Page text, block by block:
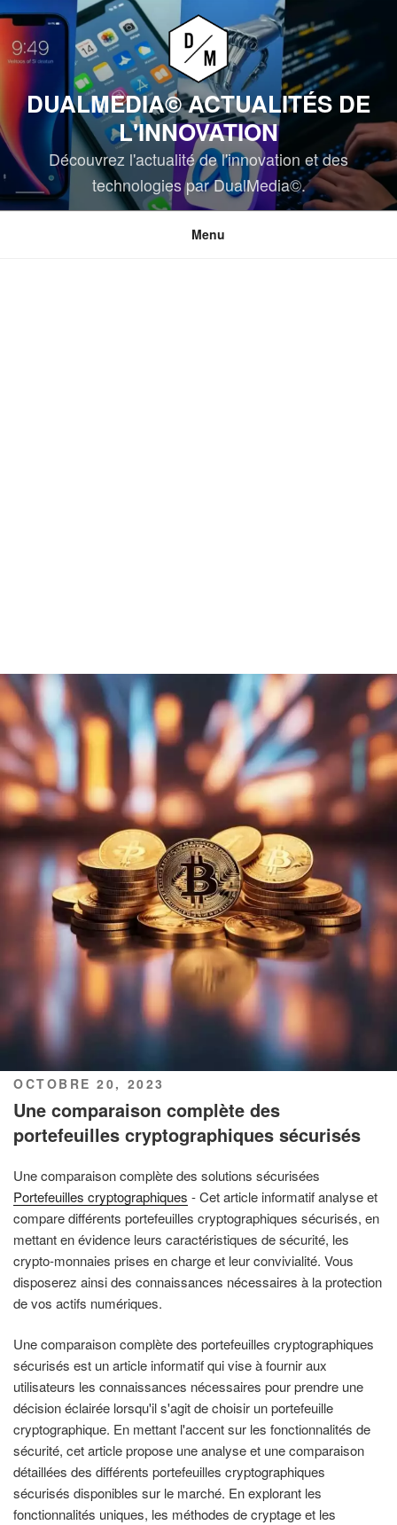
Aller
au
contenu
DUALMEDIA© ACTUALITÉS DE
L'INNOVATION
Découvrez l'actualité de l'innovation et des
technologies par DualMedia©.
Menu
PUBLIÉ
LE
OCTOBRE 20, 2023
Une comparaison complète des
portefeuilles cryptographiques sécurisés
Une comparaison complète des solutions sécurisées
Portefeuilles cryptographiques - Cet article informatif analyse et
compare différents portefeuilles cryptographiques sécurisés, en
mettant en évidence leurs caractéristiques de sécurité, les
crypto-monnaies prises en charge et leur convivialité. Vous
disposerez ainsi des connaissances nécessaires à la protection
de vos actifs numériques.
Une comparaison complète des portefeuilles cryptographiques
sécurisés est un article informatif qui vise à fournir aux
utilisateurs les connaissances nécessaires pour prendre une
décision éclairée lorsqu'il s'agit de choisir un portefeuille
cryptographique. En mettant l'accent sur les fonctionnalités de
sécurité, cet article propose une analyse et une comparaison
détaillées des différents portefeuilles cryptographiques
sécurisés disponibles sur le marché. En explorant les
fonctionnalités uniques, les méthodes de cryptage et les